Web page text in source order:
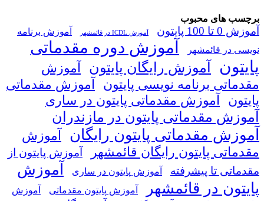
برچسب های محبوب
آموزش 0 تا 100 پایتون آموزش ICDL در قائمشهر
آموزش برنامه
نویسی در قائمشهر
آموزش دوره مقدماتی
پایتون
آموزش رایگان پایتون
آموزش
مقدماتی برنامه نویسی پایتون
آموزش مقدماتی
پایتون
آموزش مقدماتی پایتون در ساری
آموزش مقدماتی پایتون در مازندران
آموزش مقدماتی پایتون رایگان
آموزش
مقدماتی پایتون رایگان قائمشهر
آموزش پایتون از
مقدماتی تا پیشرفته
آموزش پایتون در ساری
آموزش
پایتون در قائمشهر
آموزش پایتون مقدماتی
آموزش